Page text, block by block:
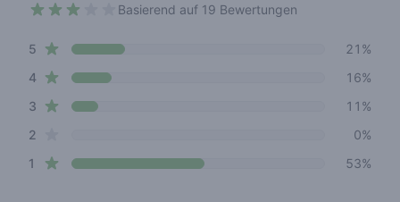
Basierend auf 19 Bewertungen
Review data
5 star reviews
21%
4star reviews
16%
3 star reviews
11%
2
0%
1 star reviews 53%